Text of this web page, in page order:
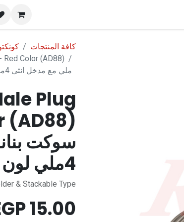
كافة المنتجات
ملي مع مدخل انثى 4ملي لون احمر
Plug
(AD88)
4ملي لون احمر
& Stackable Type
15.00